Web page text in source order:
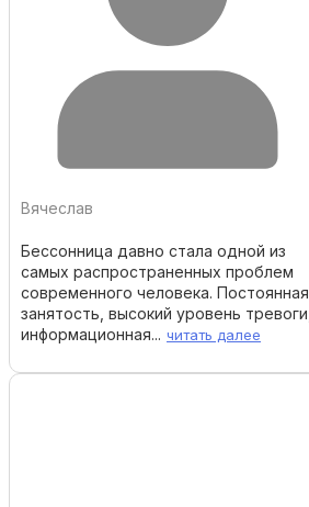
Вячеслав
Бессонница давно стала одной из
самых распространенных проблем
современного человека. Постоянная
занятость, высокий уровень тревоги,
информационная... читать далее